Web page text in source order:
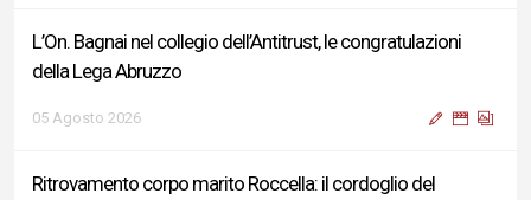
L’On. Bagnai nel collegio dell’Antitrust, le congratulazioni
della Lega Abruzzo
05 Agosto 2026
Ritrovamento corpo marito Roccella: il cordoglio del